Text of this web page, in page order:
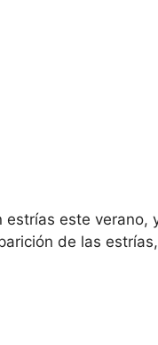
este verano,
de las